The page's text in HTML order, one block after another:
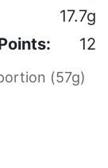
17.7g
12
(57g)